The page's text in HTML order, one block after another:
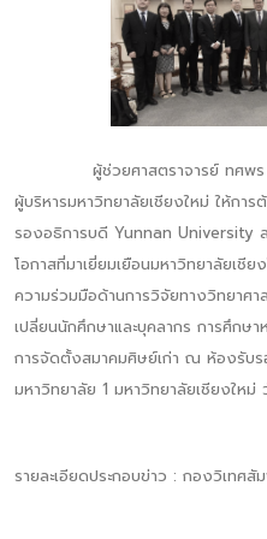
ผู้ช่วยศาสตราจารย์ ทศพร พิ
ผู้บริหารมหาวิทยาลัยเชียงใหม่ ให้ก
รองอธิการบดี Yunnan University
โอกาสที่มาเยี่ยมเยือนมหาวิทยาลัยเชี
ความร่วมมือด้านการวิจัยทางวิทยาศ
เปลี่ยนนักศึกษาและบุคลากร การศึกษ
การจัดตั้งสมาคมศิษย์เก่า ณ ห้องรับร
มหาวิทยาลัย 1 มหาวิทยาลัยเชียงให
รายละเอียดประกอบข่าว : กองวิเทศ